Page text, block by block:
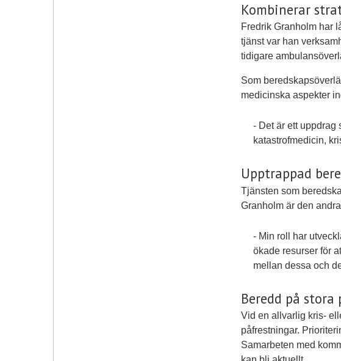
Kombinerar
Fredrik Granholm har
tjänst var han
tidigare
Som
medicinska aspekter
- Det är ett uppdrag
katastrofmedicin,
Upptrappad
Tjänsten som
Granholm är den
- Min roll har
ökade resurser för
mellan dessa och
Beredd på
Vid en allvarlig kris-
påfrestningar.
Samarbeten med